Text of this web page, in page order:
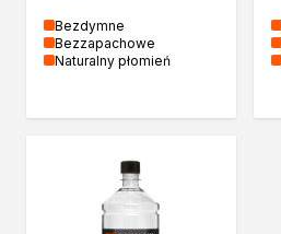
Bezdymne
Bezzapachowe
Naturalny płomień